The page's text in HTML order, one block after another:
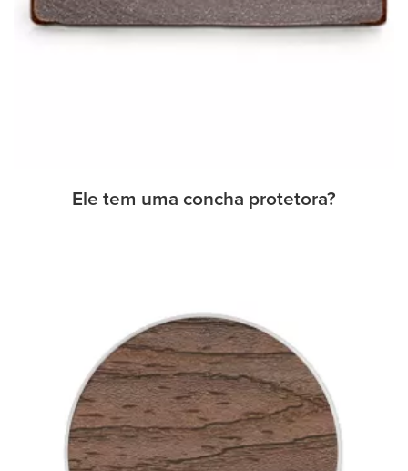
Ele tem uma concha protetora?